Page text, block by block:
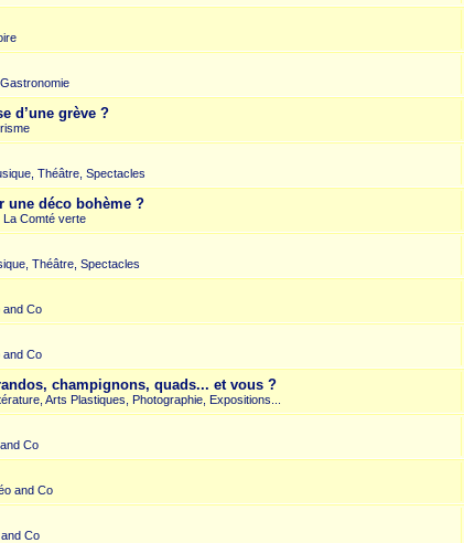
Gastronomie
d’une grève ?
Théâtre, Spectacles
une déco bohème ?
La Comté verte
Théâtre, Spectacles
and Co
and Co
champignons, quads... et vous ?
Arts Plastiques, Photographie, Expositions...
Co
and Co
Co